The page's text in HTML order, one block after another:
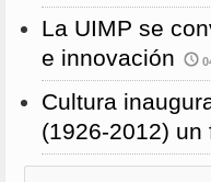
La UIMP se
e innovación
Cultura
(1926-2012) un